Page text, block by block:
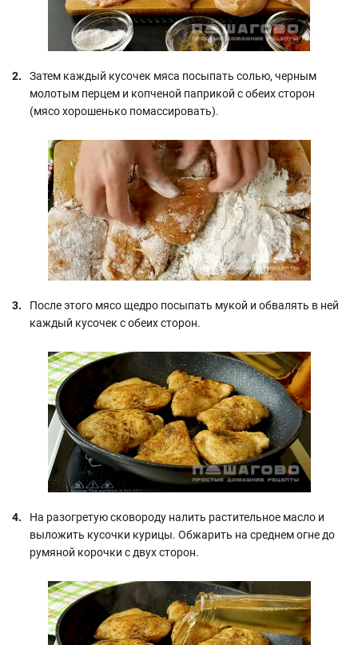
Затем каждый кусочек мяса посыпать солью, черным
молотым перцем и копченой паприкой с обеих сторон
(мясо хорошенько помассировать).
После этого мясо щедро посыпать мукой и обвалять в ней
каждый кусочек с обеих сторон.
На разогретую сковороду налить растительное масло и
выложить кусочки курицы. Обжарить на среднем огне до
румяной корочки с двух сторон.